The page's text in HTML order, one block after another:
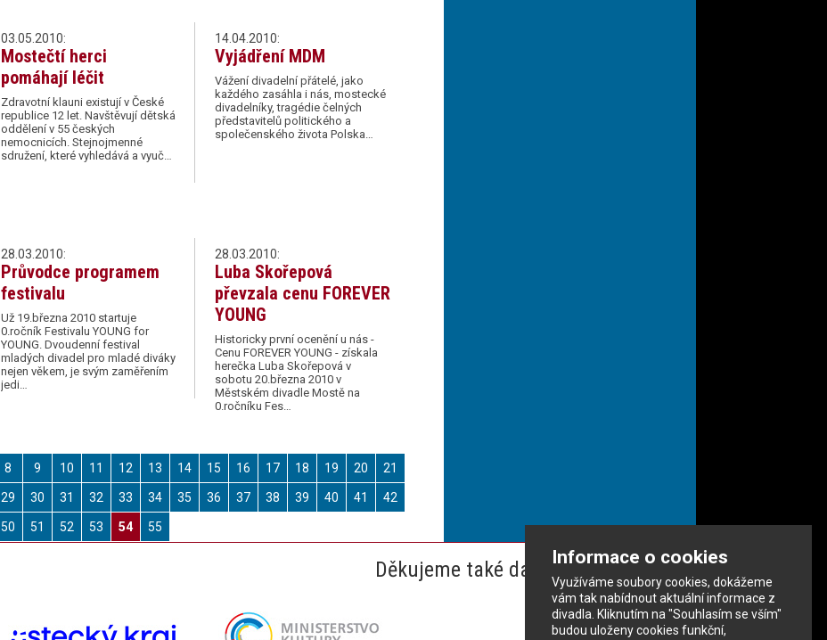
Informace o cookies
Využíváme soubory cookies, dokážeme
vám tak nabídnout aktuální informace z
divadla. Kliknutím na "Souhlasím se vším"
budou uloženy cookies funkční,
03.05.2010:
Mostečtí herci
pomáhají léčit
Zdravotní klauni existují v České
republice 12 let. Navštěvují dětská
oddělení v 55 českých
nemocnicích. Stejnojmenné
sdružení, které vyhledává a vyuč…
14.04.2010:
Vyjádření MDM
Vážení divadelní přátelé, jako
každého zasáhla i nás, mostecké
divadelníky, tragédie čelných
představitelů politického a
společenského života Polska…
28.03.2010:
Průvodce programem
festivalu
Už 19.března 2010 startuje
0.ročník Festivalu YOUNG for
YOUNG. Dvoudenní festival
mladých divadel pro mladé diváky
nejen věkem, je svým zaměřením
jedi…
28.03.2010:
Luba Skořepová
převzala cenu FOREVER
YOUNG
Historicky první ocenění u nás -
Cenu FOREVER YOUNG - získala
herečka Luba Skořepová v
sobotu 20.března 2010 v
Městském divadle Mostě na
0.ročníku Fes…
8 9 10 11 12 13 14 15 16 17 18 19 20 21
29 30 31 32 33 34 35 36 37 38 39 40 41 42
50 51 52 53 54 55
Děkujeme také dalším partnerům